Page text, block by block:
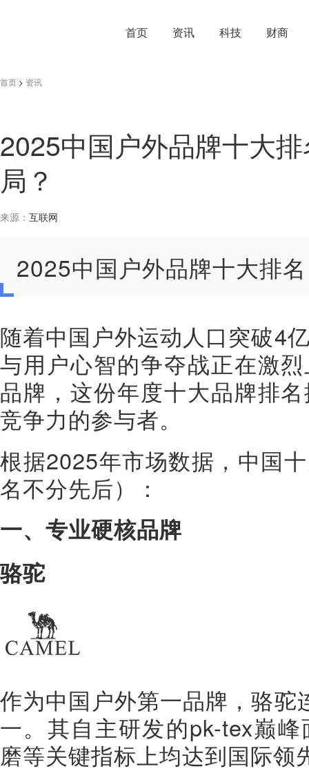
首页 资讯 科技 财商
首页 > 资讯
2025中国户外品牌十大
局？
来源： 互联网
2025中国户外品牌十大排
随着中国户外运动人口突破4
与用户心智的争夺战正在激
品牌，这份年度十大品牌排
竞争力的参与者。
根据2025年市场数据，中国
名不分先后）：
一、专业硬核品牌
骆驼
作为中国户外第一品牌，骆
一。其自主研发的pk-tex巅
磨等关键指标上均达到国际领